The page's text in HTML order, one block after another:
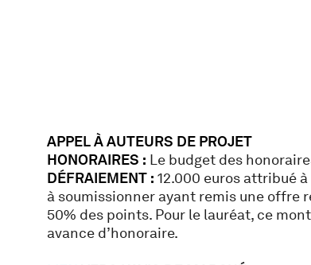
APPEL À AUTEURS DE PROJET
HONORAIRES : Le budget des
DÉFRAIEMENT : 12.000 euros attribué
à soumissionner ayant remis une offre
50% des points. Pour le lauréat, ce
avance d’honoraire.